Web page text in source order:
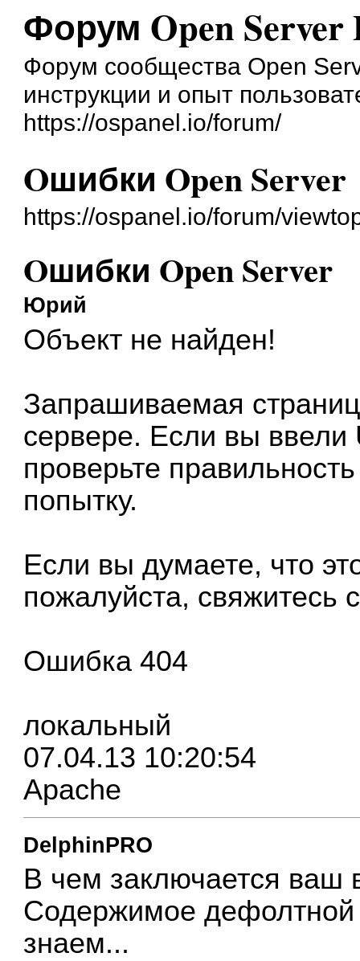
Форум Open Server
Форум сообщества Open
инструкции и опыт
https://ospanel.io/forum/
Oшибки Open Server
https://ospanel.io/forum/
Oшибки Open Server
Юрий
Объект не найден!
Запрашиваемая
сервере. Если вы ввели
проверьте
попытку.
Если вы думаете, что
пожалуйста, свяжитесь
Ошибка 404
локальный
07.04.13 10:20:54
Apache
DelphinPRO
В чем заключается ваш
Содержимое
знаем...